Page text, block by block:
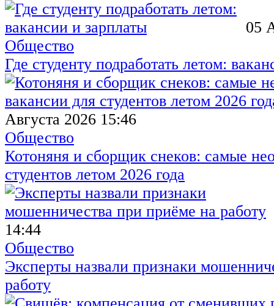
05
Общество
Где студенту подработать летом:
Августа 2026 15:46
Общество
Котоняня и сборщик снеков: самые
студентов летом 2026 года
14:44
Общество
Эксперты назвали признаки
работу